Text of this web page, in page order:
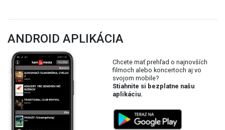
ANDROID APLIKÁCIA
Chcete mať prehľad o najnovších
filmoch alebo koncertoch aj vo
svojom mobile?
Stiahnite si bezplatne našu
aplikáciu.